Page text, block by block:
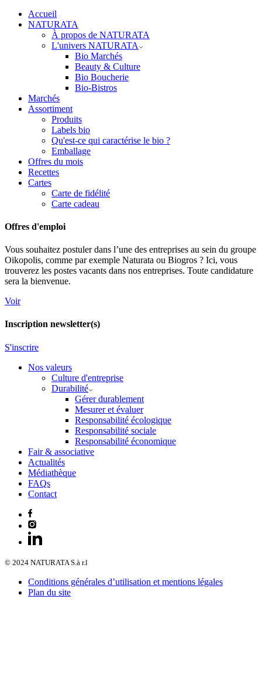
Accueil
NATURATA
À propos de NATURATA
L'univers NATURATA
Bio Marchés
Beauty & Culture
Bio Boucherie
Bio-Bistros
Marchés
Assortiment
Produits
Labels bio
Qu'est-ce qui caractérise le bio ?
Emballage
Offres du mois
Recettes
Cartes
Carte de fidélité
Carte cadeau
Offres d'emploi
Vous souhaitez postuler dans l’une des entreprises au sein du groupe
Oikopolis, comme par exemple Naturata ou Biogros ? Ici, vous
trouverez les postes vacants dans nos entreprises. Toute candidature
sera la bienvenue.
Voir
Inscription newsletter(s)
S'inscrire
Nos valeurs
Culture d'entreprise
Durabilité
Gérer durablement
Mesurer et évaluer
Responsabilité écologique
Responsabilité sociale
Responsabilité économique
Fair & associative
Actualités
Médiathèque
FAQs
Contact
© 2024 NATURATA S.à r.l
Conditions générales d’utilisation et mentions légales
Plan du site